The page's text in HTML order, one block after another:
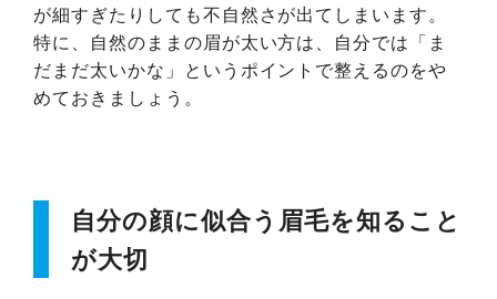
が細すぎたりしても不自然さが出てしまいます。
特に、自然のままの眉が太い方は、自分では「ま
だまだ太いかな」というポイントで整えるのをや
めておきましょう。
自分の顔に似合う眉毛を知ること
が大切